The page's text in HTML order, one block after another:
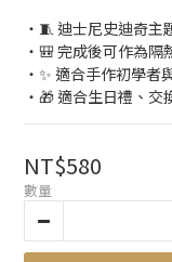
‧🧵 迪士尼史迪奇主
‧🎒 完成後可作為隔
‧✨ 適合手作初學者
‧🎁 適合生日禮、交
NT$580
數量